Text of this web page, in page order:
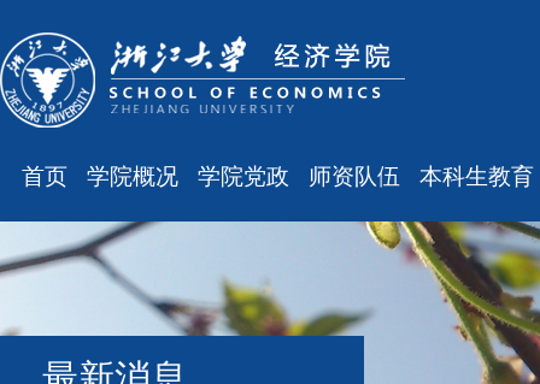
首页 学院概况
学院简介
现任领导
组织结构
学科设置
学院党政
会议通知
会议纪要
师资队伍
最新消息
职称晋升
本科生教育
最新消息
规章制度
课表、校历
主修专业确认